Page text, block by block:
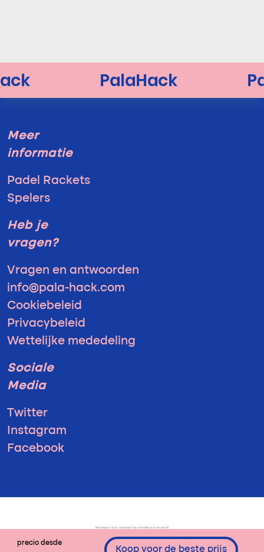
precio desde
Koop voor de beste prijs
Meer
informatie
Padel Rackets
Spelers
Heb je
vragen?
Vragen en antwoorden
info@pala-hack.com
Cookiebeleid
Privacybeleid
Wettelijke mededeling
Sociale
Media
Twitter
Instagram
Facebook